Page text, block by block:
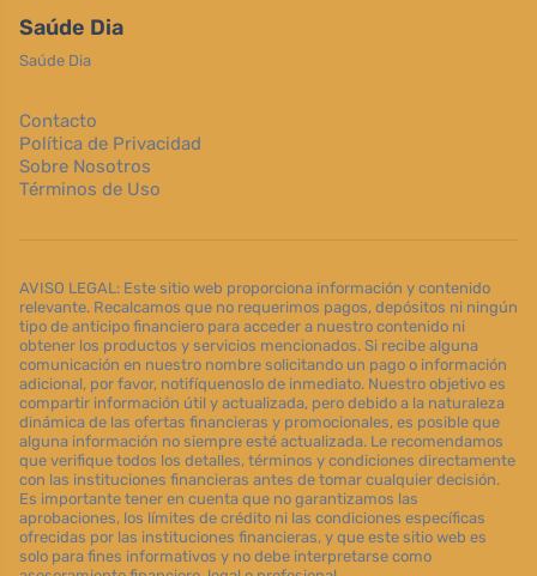
Saúde Dia
Saúde Dia
Contacto
Política de Privacidad
Sobre Nosotros
Términos de Uso
AVISO LEGAL: Este sitio web proporciona información y contenido
relevante. Recalcamos que no requerimos pagos, depósitos ni ningún
tipo de anticipo financiero para acceder a nuestro contenido ni
obtener los productos y servicios mencionados. Si recibe alguna
comunicación en nuestro nombre solicitando un pago o información
adicional, por favor, notifíquenoslo de inmediato. Nuestro objetivo es
compartir información útil y actualizada, pero debido a la naturaleza
dinámica de las ofertas financieras y promocionales, es posible que
alguna información no siempre esté actualizada. Le recomendamos
que verifique todos los detalles, términos y condiciones directamente
con las instituciones financieras antes de tomar cualquier decisión.
Es importante tener en cuenta que no garantizamos las
aprobaciones, los límites de crédito ni las condiciones específicas
ofrecidas por las instituciones financieras, y que este sitio web es
solo para fines informativos y no debe interpretarse como